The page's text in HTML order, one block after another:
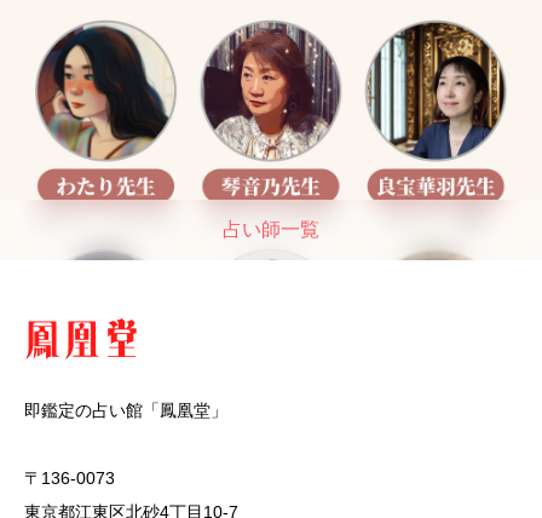
占い師一覧
即鑑定の占い館「鳳凰堂」
〒136-0073
東京都江東区北砂4丁目10-7